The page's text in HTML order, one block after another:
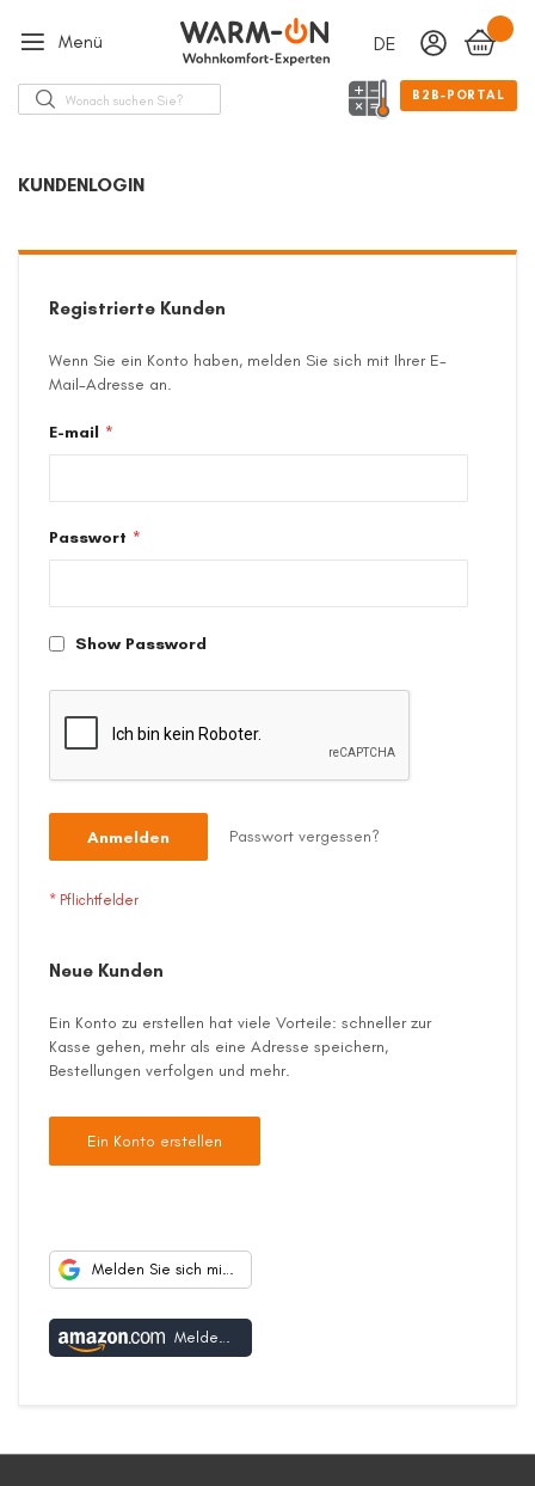
Menü
Suche
Sprache
DEUTSCH
B2B-PORTAL
KUNDENLOGIN
Registrierte Kunden
Wenn Sie ein Konto haben, melden Sie sich mit Ihrer E-
Mail-Adresse an.
E-mail
Passwort
Show Password
Anmelden Passwort vergessen?
Neue Kunden
Ein Konto zu erstellen hat viele Vorteile: schneller zur
Kasse gehen, mehr als eine Adresse speichern,
Bestellungen verfolgen und mehr.
Ein Konto erstellen
Melden Sie sich mit Google an
Melden Sie sich mit Amazon an